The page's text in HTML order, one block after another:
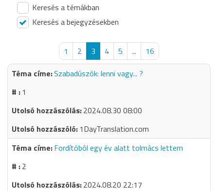
Keresés a témákban
Keresés a bejegyzésekben
1 2 3 4 5 ...
16
Szabadúszók: lenni vagy... ?
1
2024.08.30 08:00
1DayTranslation.com
Fordítóból egy év alatt tolmács lettem
2
2024.08.20 22:17